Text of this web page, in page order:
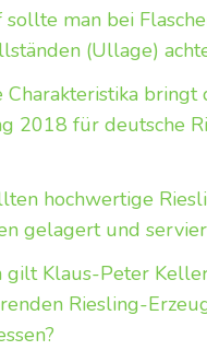
man bei
(Ullage)
Charakteristika bringt
2018 für deutsche
hochwertige
gelagert und
gilt Klaus-Peter
Riesling-